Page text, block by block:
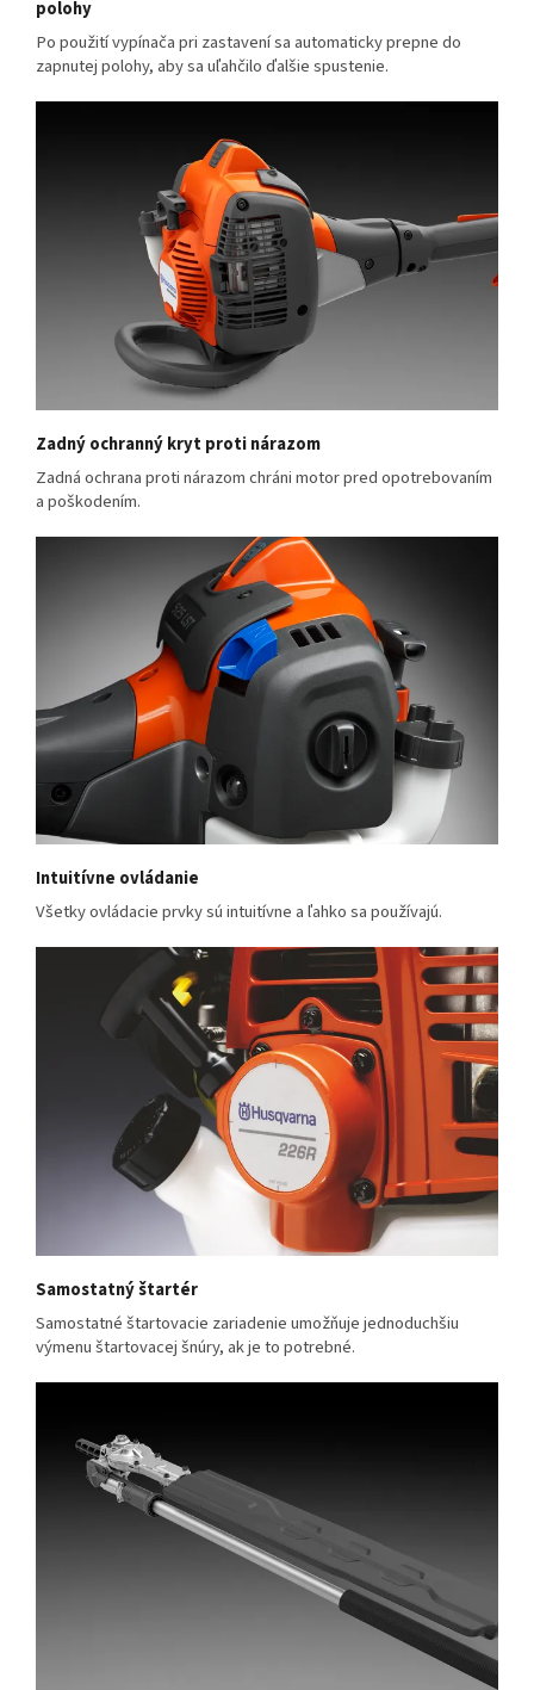
polohy
Po použití vypínača pri zastavení sa automaticky prepne do
zapnutej polohy, aby sa uľahčilo ďalšie spustenie.
Zadný ochranný kryt proti nárazom
Zadná ochrana proti nárazom chráni motor pred opotrebovaním
a poškodením.
Intuitívne ovládanie
Všetky ovládacie prvky sú intuitívne a ľahko sa používajú.
Samostatný štartér
Samostatné štartovacie zariadenie umožňuje jednoduchšiu
výmenu štartovacej šnúry, ak je to potrebné.